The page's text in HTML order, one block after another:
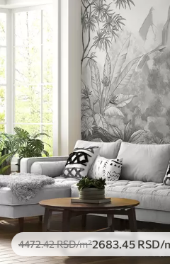
4472.42RSD/m²2683.45 RSD/